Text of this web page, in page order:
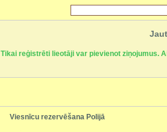
Tikai reģistrēti lieotāji var pievienot ziņojumus.
Viesnīcu rezervēšana Polijā